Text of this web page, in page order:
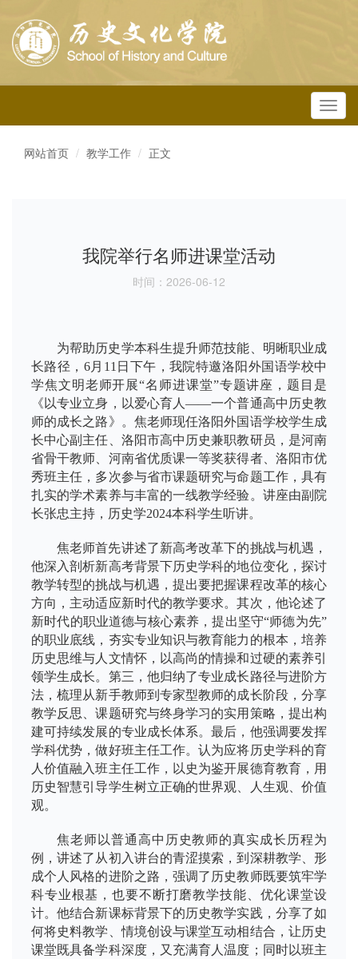
网站首页
教学工作 正文
我院举行名师进课堂活动
时间：2026-06-12
为帮助历史学本科生提升师范技能、明晰职业成
长路径，6月11日下午，我院特邀洛阳外国语学校中
学焦文明老师开展“名师进课堂”专题讲座，题目是
《以专业立身，以爱心育人——一个普通高中历史教
师的成长之路》。焦老师现任洛阳外国语学校学生成
长中心副主任、洛阳市高中历史兼职教研员，是河南
省骨干教师、河南省优质课一等奖获得者、洛阳市优
秀班主任，多次参与省市课题研究与命题工作，具有
扎实的学术素养与丰富的一线教学经验。讲座由副院
长张忠主持，历史学2024本科学生听讲。
焦老师首先讲述了新高考改革下的挑战与机遇，
他深入剖析新高考背景下历史学科的地位变化，探讨
教学转型的挑战与机遇，提出要把握课程改革的核心
方向，主动适应新时代的教学要求。其次，他论述了
新时代的职业道德与核心素养，提出坚守“师德为先”
的职业底线，夯实专业知识与教育能力的根本，培养
历史思维与人文情怀，以高尚的情操和过硬的素养引
领学生成长。第三，他归纳了专业成长路径与进阶方
法，梳理从新手教师到专家型教师的成长阶段，分享
教学反思、课题研究与终身学习的实用策略，提出构
建可持续发展的专业成长体系。最后，他强调要发挥
学科优势，做好班主任工作。认为应将历史学科的育
人价值融入班主任工作，以史为鉴开展德育教育，用
历史智慧引导学生树立正确的世界观、人生观、价值
观。
焦老师以普通高中历史教师的真实成长历程为
例，讲述了从初入讲台的青涩摸索，到深耕教学、形
成个人风格的进阶之路，强调了历史教师既要筑牢学
科专业根基，也要不断打磨教学技能、优化课堂设
计。他结合新课标背景下的历史教学实践，分享了如
何将史料教学、情境创设与课堂互动相结合，让历史
课堂既具备学科深度，又充满育人温度；同时以班主